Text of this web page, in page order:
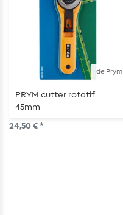
de Prym
PRYM cutter rotatif
45mm
24,50 € *